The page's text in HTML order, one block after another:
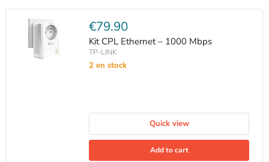
Current
price
€79.90
Kit CPL Ethernet – 1000 Mbps
TP-LINK
2 en stock
Quick view
Add to cart